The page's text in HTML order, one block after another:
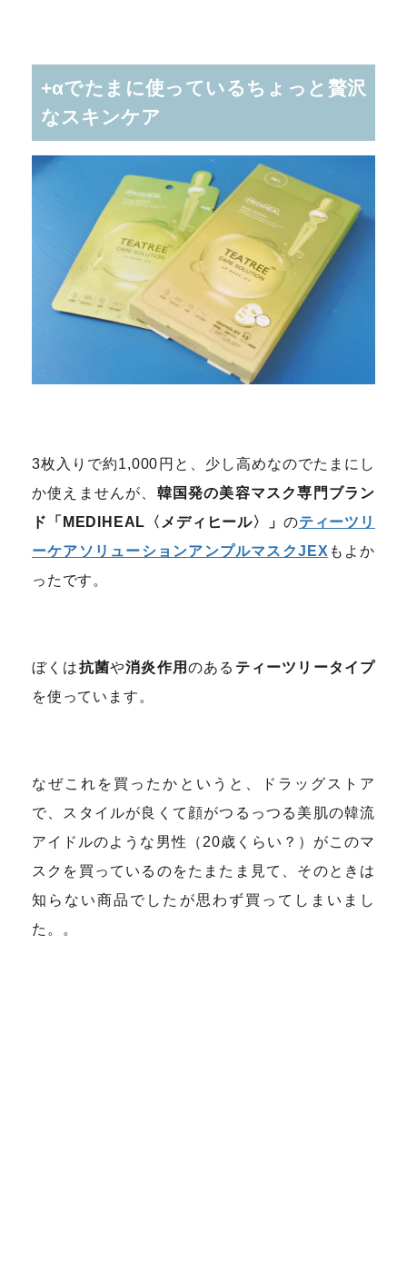
+αでたまに使っているちょっと贅沢
なスキンケア
3枚入りで約1,000円と、少し高めなのでたまにし
か使えませんが、 韓国発の美容マスク専門ブラン
ド「MEDIHEAL〈メディヒール〉」 のティーツリ
ーケアソリューションアンプルマスクJEX もよか
ったです。
ぼくは抗菌や消炎作用のある ティーツリータイプ
を使っています。
なぜこれを買ったかというと、ドラッグストア
で、スタイルが良くて顔がつるっつる美肌の韓流
アイドルのような男性（20歳くらい？）がこのマ
スクを買っているのをたまたま見て、そのときは
知らない商品でしたが思わず買ってしまいまし
た。。